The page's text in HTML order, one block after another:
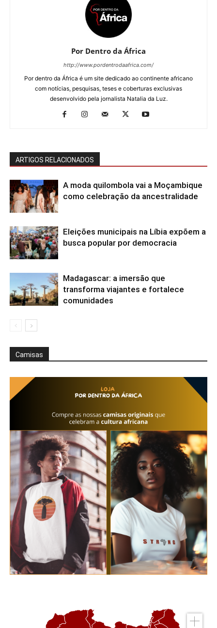
Por Dentro da África
http://www.pordentrodaafrica.com/
Por dentro da África é um site dedicado ao continente africano
com notícias, pesquisas, teses e coberturas exclusivas
desenvolvido pela jornalista Natalia da Luz.
ARTIGOS RELACIONADOS
A moda quilombola vai a Moçambique
como celebração da ancestralidade
Eleições municipais na Líbia expõem a
busca popular por democracia
Madagascar: a imersão que
transforma viajantes e fortalece
comunidades
Camisas